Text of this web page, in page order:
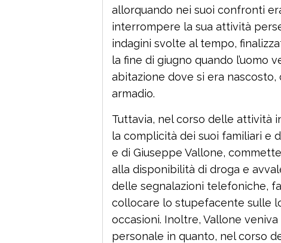
allorquando nei suoi confronti
interrompere la sua attività
indagini svolte al tempo,
la fine di giugno quando l’uomo
abitazione dove si era
armadio.
Tuttavia, nel corso delle attività
la complicità dei suoi familiari e
e di Giuseppe Vallone,
alla disponibilità di droga e
delle segnalazioni telefoniche,
collocare lo stupefacente sulle
occasioni. Inoltre, Vallone
personale in quanto, nel corso